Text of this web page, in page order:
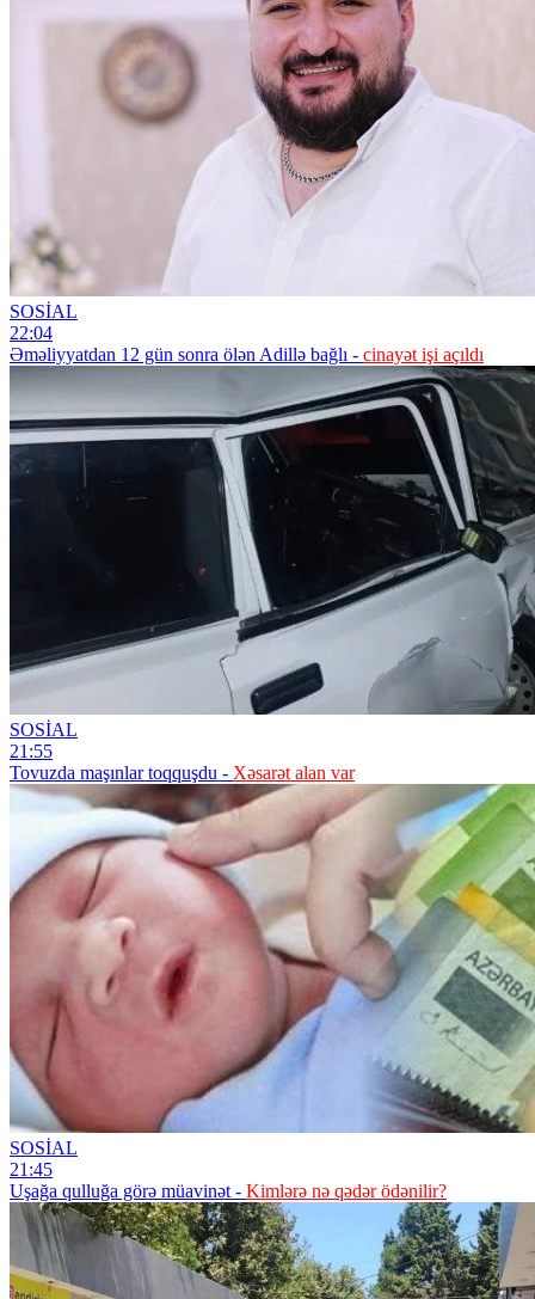
SOSİAL
22:04
Əməliyyatdan 12 gün sonra ölən Adillə bağlı - cinayət işi açıldı
SOSİAL
21:55
Tovuzda maşınlar toqquşdu - Xəsarət alan var
SOSİAL
21:45
Uşağa qulluğa görə müavinət - Kimlərə nə qədər ödənilir?